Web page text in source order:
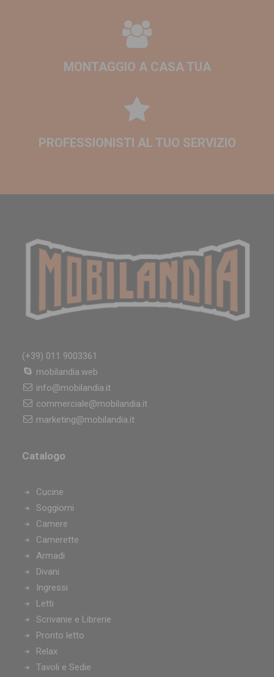
Arredamento Novi Ligure
Arredamento Orbassano
Arredamento Savigliano
Arredamento Valenza
Arredamento Rivalta di Torino
Arredamento San Mauro Torinese
Arredamento Caselle Torinese
Arredamento Piossasco
Arredamento Beinasco
Arredamento Saluzzo
Arredamento Alpignano
Arredamento Giaveno
Arredamento Omegna
Arredamento Volpiano
Arredamento Arona
Arredamento Pianezza
Arredamento Vinovo
Arredamento Oleggio
Arredamento Borgaro Torinese
Arredamento Borgosesia
Arredamento Borgo San Dalmazzo
Arredamento Rivarolo Canavese
Arredamento Avigliana
Arredamento Valdilana
Arredamento Ovada
Arredamento Trofarello
MONTAGGIO A CASA TUA
PROFESSIONISTI AL TUO SERVIZIO
(+39) 011 9003361
mobilandia.web
info@mobilandia.it
commerciale@mobilandia.it
marketing@mobilandia.it
Catalogo
Cucine
Soggiorni
Camere
Camerette
Armadi
Divani
Ingressi
Letti
Scrivanie e Librerie
Pronto letto
Relax
Tavoli e Sedie